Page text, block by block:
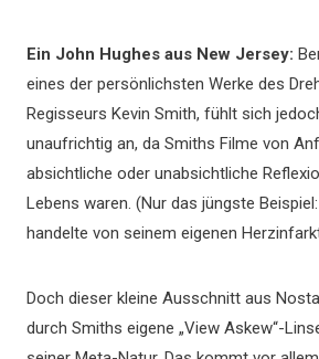
Ein John Hughes aus New Jersey:
eines der persönlichsten Werke des
Regisseurs Kevin Smith, fühlt sich
unaufrichtig an, da Smiths Filme von
absichtliche oder unabsichtliche
Lebens waren. (Nur das jüngste Beispiel:
handelte von seinem eigenen
Doch dieser kleine Ausschnitt aus
durch Smiths eigene „View Askew“-